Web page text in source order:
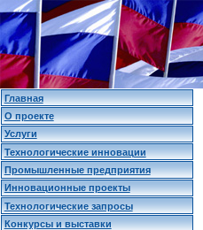
Главная
О проекте
Услуги
Технологические инновации
Промышленные предприятия
Инновационные проекты
Технологические запросы
Конкурсы и выставки